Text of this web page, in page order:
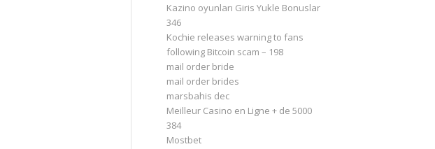
Kazino oyunları Giris Yukle Bonuslar
346
Kochie releases warning to fans
following Bitcoin scam – 198
mail order bride
mail order brides
marsbahis dec
Meilleur Casino en Ligne + de 5000
384
Mostbet